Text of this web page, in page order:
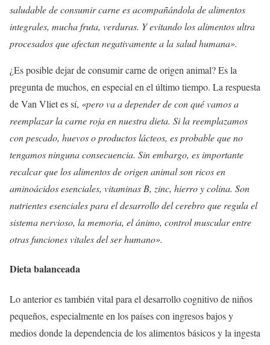
saludable de consumir carne es acompañándola de alimentos
integrales, mucha fruta, verduras. Y evitando los alimentos ultra
procesados que afectan negativamente a la salud humana».
¿Es posible dejar de consumir carne de origen animal? Es la
pregunta de muchos, en especial en el último tiempo. La respuesta
de Van Vliet es sí, «pero va a depender de con qué vamos a
reemplazar la carne roja en nuestra dieta. Si la reemplazamos
con pescado, huevos o productos lácteos, es probable que no
tengamos ninguna consecuencia. Sin embargo, es importante
recalcar que los alimentos de origen animal son ricos en
aminoácidos esenciales, vitaminas B, zinc, hierro y colina. Son
nutrientes esenciales para el desarrollo del cerebro que regula el
sistema nervioso, la memoria, el ánimo, control muscular entre
otras funciones vitales del ser humano».
Dieta balanceada
Lo anterior es también vital para el desarrollo cognitivo de niños
pequeños, especialmente en los países con ingresos bajos y
medios donde la dependencia de los alimentos básicos y la ingesta